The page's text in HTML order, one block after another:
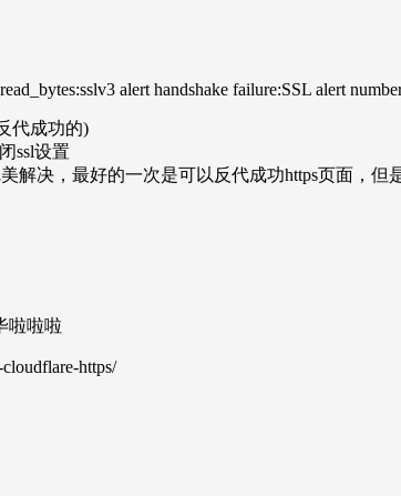
alert handshake failure:SSL alert
代成功的)
ssl设置
解决，最好的一次是可以反代成功https页面，但
啦啦啦
https/